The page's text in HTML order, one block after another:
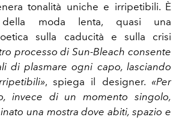
tonalità uniche e irripetibili. È
moda lenta, quasi una
sulla caducità e sulla crisi
processo di Sun-Bleach consente
di plasmare ogni capo, lasciando
, spiega il designer. «Per
invece di un momento singolo,
una mostra dove abiti, spazio e